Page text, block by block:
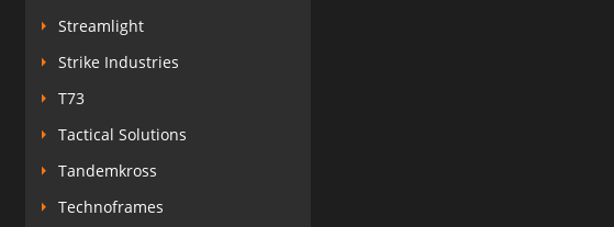
Streamlight
Strike Industries
T73
Tactical Solutions
Tandemkross
Technoframes